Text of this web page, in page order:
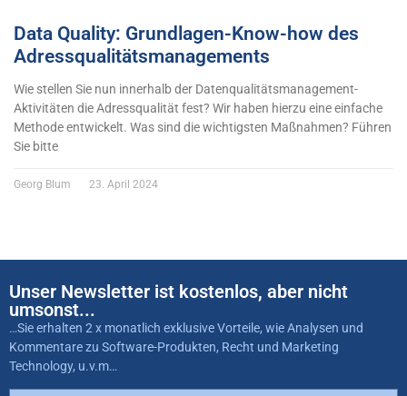
Data Quality: Grundlagen-Know-how des
Adressqualitätsmanagements
Wie stellen Sie nun innerhalb der Datenqualitätsmanagement-
Aktivitäten die Adressqualität fest? Wir haben hierzu eine einfache
Methode entwickelt. Was sind die wichtigsten Maßnahmen? Führen
Sie bitte
Georg Blum 23. April 2024
Unser Newsletter ist kostenlos, aber nicht
umsonst...
…Sie erhalten 2 x monatlich exklusive Vorteile, wie Analysen und
Kommentare zu Software-Produkten, Recht und Marketing
Technology, u.v.m…